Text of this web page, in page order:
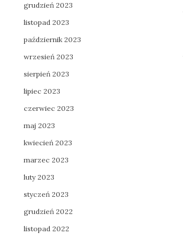
grudzień 2023
listopad 2023
październik 2023
wrzesień 2023
sierpień 2023
lipiec 2023
czerwiec 2023
maj 2023
kwiecień 2023
marzec 2023
luty 2023
styczeń 2023
grudzień 2022
listopad 2022